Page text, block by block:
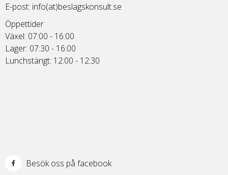
E-post: info(at)beslagskonsult.se
Öppettider
Växel: 07:00 - 16:00
Lager: 07:30 - 16:00
Lunchstängt: 12:00 - 12:30
Besök oss på facebook